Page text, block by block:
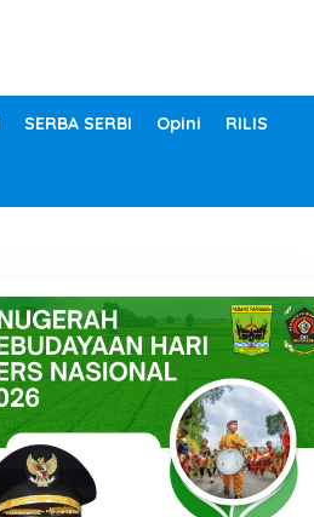
SERBA SERBI Opini RILIS